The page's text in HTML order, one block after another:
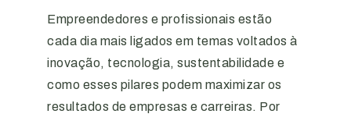
Empreendedores e profissionais estão
cada dia mais ligados em temas voltados à
inovação, tecnologia, sustentabilidade e
como esses pilares podem maximizar os
resultados de empresas e carreiras. Por